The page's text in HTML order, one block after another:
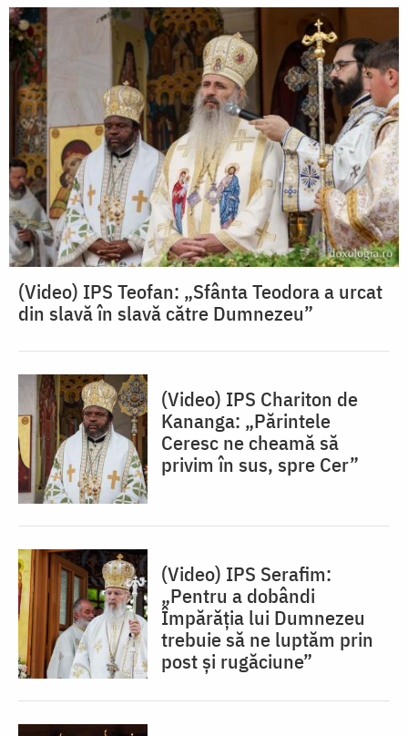
(Video) IPS Teofan: „Sfânta Teodora a urcat
din slavă în slavă către Dumnezeu”
(Video) IPS Chariton de
Kananga: „Părintele
Ceresc ne cheamă să
privim în sus, spre Cer”
(Video) IPS Serafim:
„Pentru a dobândi
Împărăția lui Dumnezeu
trebuie să ne luptăm prin
post și rugăciune”